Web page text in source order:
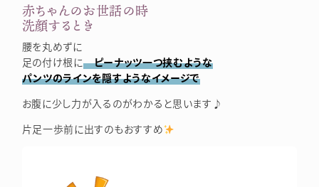
赤ちゃんのお世話の時
洗顔するとき
腰を丸めずに
足の付け根にピーナッツ一つ挟むような
パンツのラインを隠すようなイメージで
お腹に少し力が入るのがわかると思います♪
片足一歩前に出すのもおすすめ